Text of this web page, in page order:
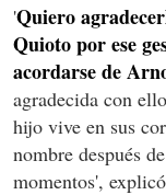
'Quiero
Quioto por ese
acordarse de
agradecida con
hijo vive en sus
nombre después
momentos',